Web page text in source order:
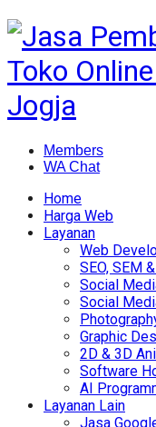
Members
WA Chat
Home
Harga Web
Layanan
Web
SEO, SEM
Social
Social
Graphic
2D & 3D
Software
AI
Layanan Lain
Jasa